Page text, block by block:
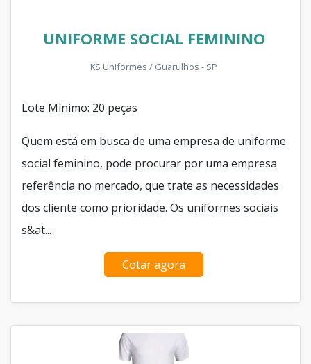
UNIFORME SOCIAL FEMININO
KS Uniformes / Guarulhos - SP
Lote Mínimo: 20 peças
Quem está em busca de uma empresa de uniforme
social feminino, pode procurar por uma empresa
referência no mercado, que trate as necessidades
dos cliente como prioridade. Os uniformes sociais
s&at...
Cotar agora